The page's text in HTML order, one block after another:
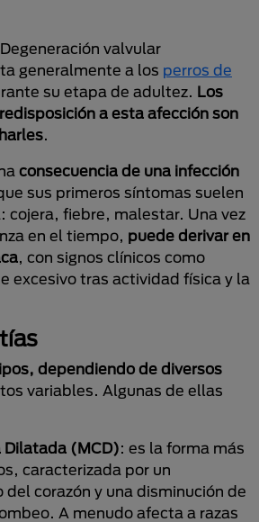
valvular
generalmente a los perros de
su etapa de adultez. Los
a esta afección son
.
consecuencia de una infección
sus primeros síntomas suelen
cojera, fiebre, malestar. Una vez
en el tiempo, puede derivar en
, con signos clínicos como
excesivo tras actividad física y la
dependiendo de diversos
variables. Algunas de ellas
(MCD): es la forma más
caracterizada por un
corazón y una disminución de
A menudo afecta a razas